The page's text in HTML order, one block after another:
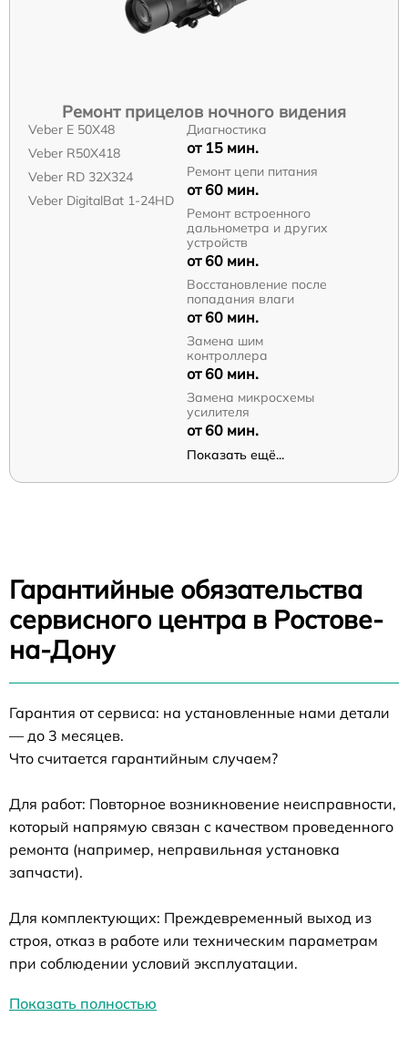
Ремонт прицелов ночного видения
Veber E 50X48
Veber R50X418
Veber RD 32X324
Veber DigitalBat 1-24HD
Диагностика
от 15 мин.
Ремонт цепи питания
от 60 мин.
Ремонт встроенного
дальнометра и других
устройств
от 60 мин.
Восстановление после
попадания влаги
от 60 мин.
Замена шим
контроллера
от 60 мин.
Замена микросхемы
усилителя
от 60 мин.
Показать ещё...
Гарантийные обязательства
сервисного центра в Ростове-
на-Дону
Гарантия от сервиса: на установленные нами детали
— до 3 месяцев.
Что считается гарантийным случаем?
Для работ: Повторное возникновение неисправности,
который напрямую связан с качеством проведенного
ремонта (например, неправильная установка
запчасти).
Для комплектующих: Преждевременный выход из
строя, отказ в работе или техническим параметрам
при соблюдении условий эксплуатации.
Показать полностью